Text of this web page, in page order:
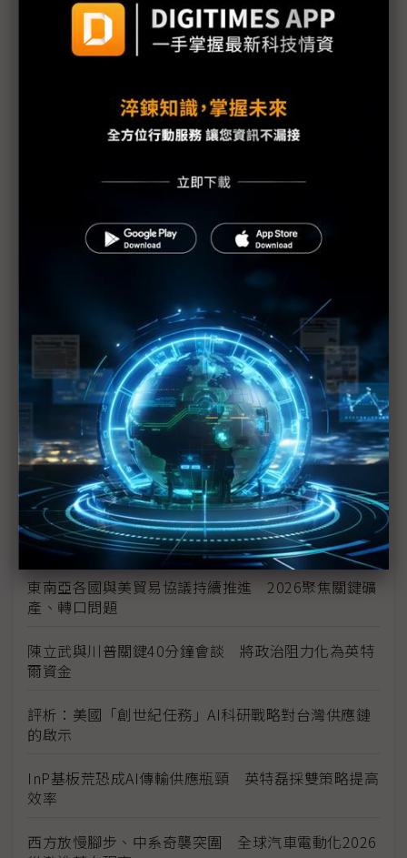
中國H200訂單暴增逾200萬顆 NVIDIA傳急敲台積新
黃仁勳誠聘Groq 員工股權「折現」約9成隨CEO加
魏哲家自嘲含淚打造台積美廠 NYT剖析1.8萬條法規
如何綁住晶圓代工龍頭手腳
從DeepSeek到H200鬆綁 盤點NVIDIA 2025年十大
新的逆襲之路？ 業者估未來5~10年中國將竄出多家
TPU
未蒙其利先受其害 美國製造業景氣連9個月衰退
H200效能翻6倍、價格增3成 NVIDIA「清庫存」仍
讓中國動心
豐田目標2026全球生產破千萬輛 HEV需求強勁跨越
電動車放緩影響
東南亞各國與美貿易協議持續推進 2026聚焦關鍵礦
產、轉口問題
陳立武與川普關鍵40分鐘會談 將政治阻力化為英特
爾資金
評析：美國「創世紀任務」AI科研戰略對台灣供應鏈
的啟示
InP基板荒恐成AI傳輸供應瓶頸 英特磊採雙策略提高
效率
西方放慢腳步、中系奇襲突圍 全球汽車電動化2026